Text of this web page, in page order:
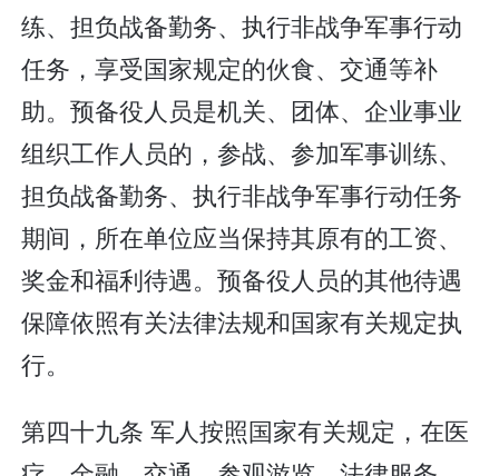
练、担负战备勤务、执行非战争军事行动
任务，享受国家规定的伙食、交通等补
助。预备役人员是机关、团体、企业事业
组织工作人员的，参战、参加军事训练、
担负战备勤务、执行非战争军事行动任务
期间，所在单位应当保持其原有的工资、
奖金和福利待遇。预备役人员的其他待遇
保障依照有关法律法规和国家有关规定执
行。
第四十九条 军人按照国家有关规定，在医